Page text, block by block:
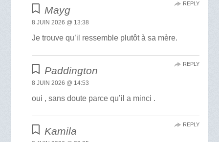
Mayg
8 JUIN 2026 @ 13:38
Je trouve qu’il ressemble plutôt à sa mère.
REPLY
Paddington
8 JUIN 2026 @ 14:53
oui , sans doute parce qu’il a minci .
REPLY
Kamila
REPLY